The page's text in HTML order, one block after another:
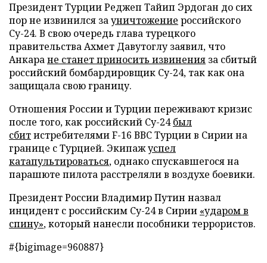
Президент Турции Реджеп Тайип Эрдоган до сих
пор не извинился зауничтожение российского
Су-24. В свою очередь глава турецкого
правительства Ахмет Давутоглу заявил, что
Анкаране станет приносить извинения за сбитый
российский бомбардировщик Су-24, так как она
защищала свою границу.
Отношения России и Турции переживают кризис
после того, как российский Су-24был
сбитистребителями F-16 ВВС Турции в Сирии на
границе с Турцией. Экипажуспел
катапультироваться, однако спускавшегося на
парашюте пилота расстреляли в воздухе боевики.
Президент России Владимир Путин назвал
инцидент с российским Су-24 в Сирии «ударом в
спину», который нанесли пособники террористов.
#{bigimage=960887}